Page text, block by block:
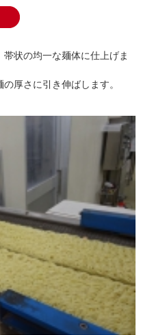
状の均一な麺体に仕上げま
厚さに引き伸ばします。